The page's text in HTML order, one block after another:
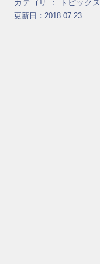
カテゴリ ： トピックス
更新日：2018.07.23